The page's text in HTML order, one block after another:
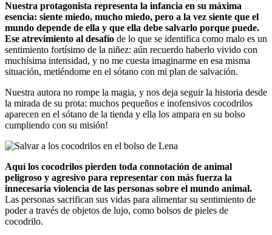
Nuestra protagonista representa la infancia en su máxima
esencia: siente miedo, mucho miedo, pero a la vez siente que el
mundo depende de ella y que ella debe salvarlo porque puede.
Ese atrevimiento al desafío de lo que se identifica como malo es un
sentimiento fortísimo de la niñez: aún recuerdo haberlo vivido con
muchísima intensidad, y no me cuesta imaginarme en esa misma
situación, metiéndome en el sótano con mi plan de salvación.
Nuestra autora no rompe la magia, y nos deja seguir la historia desde
la mirada de su prota: muchos pequeños e inofensivos cocodrilos
aparecen en el sótano de la tienda y ella los ampara en su bolso
cumpliendo con su misión!
Aquí los cocodrilos pierden toda connotación de animal
peligroso y agresivo para representar con más fuerza la
innecesaria violencia de las personas sobre el mundo animal.
Las personas sacrifican sus vidas para alimentar su sentimiento de
poder a través de objetos de lujo, como bolsos de pieles de
cocodrilo.